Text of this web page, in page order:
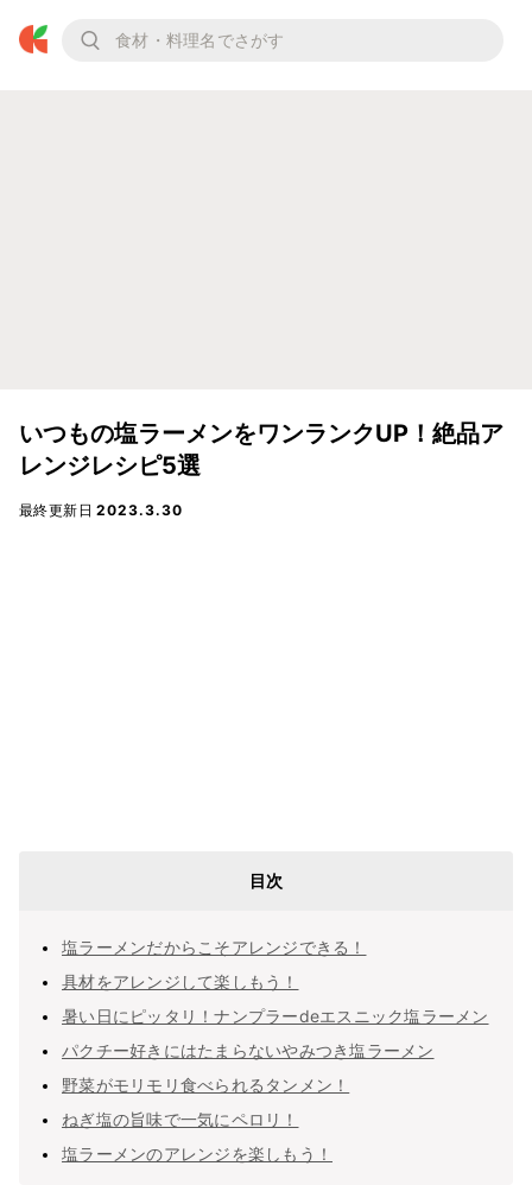
いつもの塩ラーメンをワンランクUP！絶品ア
レンジレシピ5選
最終更新日2023.3.30
目次
塩ラーメンだからこそアレンジできる！
具材をアレンジして楽しもう！
暑い日にピッタリ！ナンプラーdeエスニック塩ラーメン
パクチー好きにはたまらないやみつき塩ラーメン
野菜がモリモリ食べられるタンメン！
ねぎ塩の旨味で一気にペロリ！
塩ラーメンのアレンジを楽しもう！